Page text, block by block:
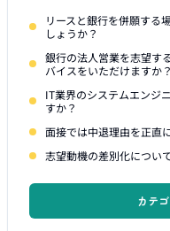
リースと銀行を併願する
しょうか？
銀行の法人営業を志望す
バイスをいただけますか？
IT業界のシステムエンジ
すか？
面接では中退理由を正直
志望動機の差別化につい
カテ